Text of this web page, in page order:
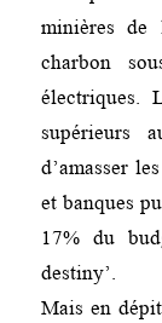
minières
charbon
électriques.
supérieurs
d’amasser
et banques
17% du
destiny’.
Mais en